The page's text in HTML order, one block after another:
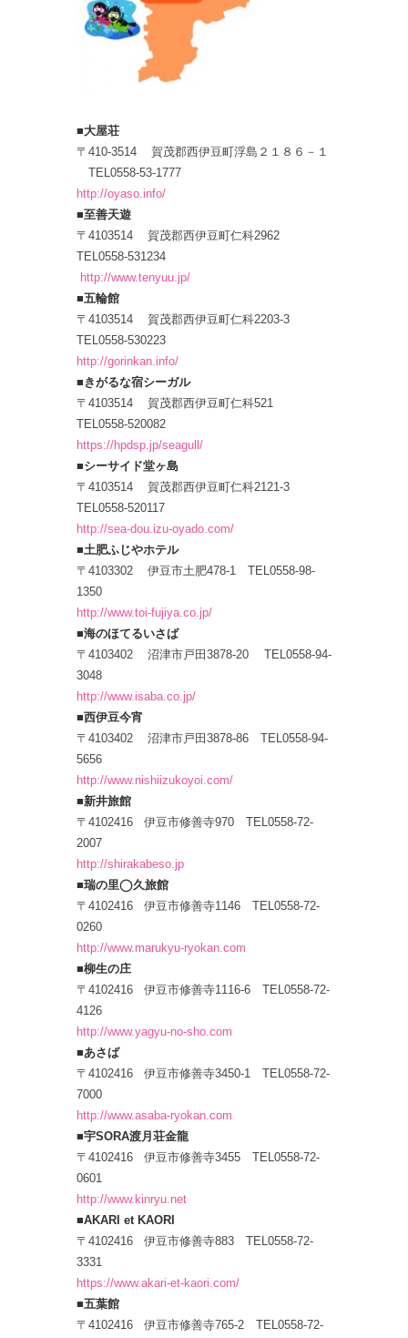
■大屋荘
〒410-3514 賀茂郡西伊豆町浮島２１８６－１
TEL0558-53-1777
http://oyaso.info/
■至善天遊
〒4103514 賀茂郡西伊豆町仁科2962
TEL0558-531234
http://www.tenyuu.jp/
■五輪館
〒4103514 賀茂郡西伊豆町仁科2203-3
TEL0558-530223
http://gorinkan.info/
■きがるな宿シーガル
〒4103514 賀茂郡西伊豆町仁科521
TEL0558-520082
https://hpdsp.jp/seagull/
■シーサイド堂ヶ島
〒4103514 賀茂郡西伊豆町仁科2121-3
TEL0558-520117
http://sea-dou.izu-oyado.com/
■土肥ふじやホテル
〒4103302 伊豆市土肥478-1 TEL0558-98-
1350
http://www.toi-fujiya.co.jp/
■海のほてるいさば
〒4103402 沼津市戸田3878-20 TEL0558-94-
3048
http://www.isaba.co.jp/
■西伊豆今宵
〒4103402 沼津市戸田3878-86 TEL0558-94-
5656
http://www.nishiizukoyoi.com/
■新井旅館
〒4102416 伊豆市修善寺970 TEL0558-72-
2007
http://shirakabeso.jp
■瑞の里◯久旅館
〒4102416 伊豆市修善寺1146 TEL0558-72-
0260
http://www.marukyu-ryokan.com
■柳生の庄
〒4102416 伊豆市修善寺1116-6 TEL0558-72-
4126
http://www.yagyu-no-sho.com
■あさば
〒4102416 伊豆市修善寺3450-1 TEL0558-72-
7000
http://www.asaba-ryokan.com
■宇SORA渡月荘金龍
〒4102416 伊豆市修善寺3455 TEL0558-72-
0601
http://www.kinryu.net
■AKARI et KAORI
〒4102416 伊豆市修善寺883 TEL0558-72-
3331
https://www.akari-et-kaori.com/
■五葉館
〒4102416 伊豆市修善寺765-2 TEL0558-72-